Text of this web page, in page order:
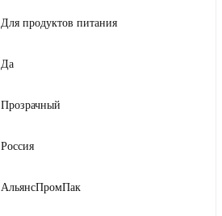
Для продуктов питания
Да
Прозрачный
Россия
АльянсПромПак